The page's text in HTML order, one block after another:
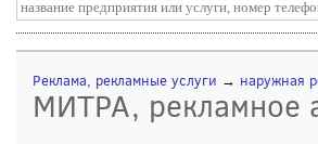
Реклама, рекламные услуги → наружная
МИТРА, рекламное